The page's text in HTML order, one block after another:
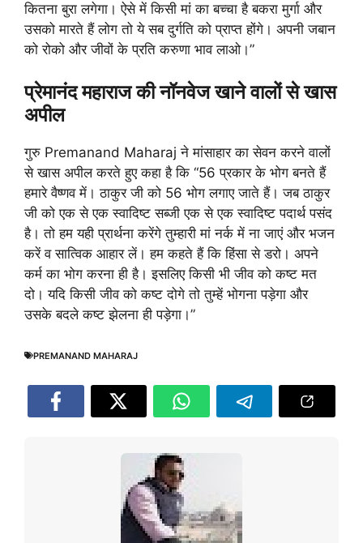
कितना बुरा लगेगा। ऐसे में किसी मां का बच्चा है बकरा मुर्गा और
उसको मारते हैं लोग तो ये सब दुर्गति को प्राप्त होंगे। अपनी जबान
को रोको और जीवों के प्रति करुणा भाव लाओ।”
प्रेमानंद महाराज की नॉनवेज खाने वालों से खास
अपील
गुरु Premanand Maharaj ने मांसाहार का सेवन करने वालों
से खास अपील करते हुए कहा है कि “56 प्रकार के भोग बनते हैं
हमारे वैष्णव में। ठाकुर जी को 56 भोग लगाए जाते हैं। जब ठाकुर
जी को एक से एक स्वादिष्ट सब्जी एक से एक स्वादिष्ट पदार्थ पसंद
है। तो हम यही प्रार्थना करेंगे तुम्हारी मां नर्क में ना जाएं और भजन
करें व सात्विक आहार लें। हम कहते हैं कि हिंसा से डरो। अपने
कर्म का भोग करना ही है। इसलिए किसी भी जीव को कष्ट मत
दो। यदि किसी जीव को कष्ट दोगे तो तुम्हें भोगना पड़ेगा और
उसके बदले कष्ट झेलना ही पड़ेगा।”
PREMANAND MAHARAJ